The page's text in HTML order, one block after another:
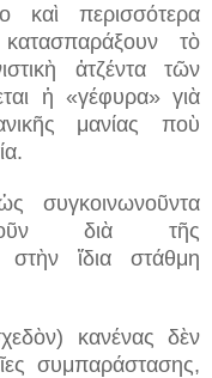
περισσότερα
τὸ
ἀτζέντα τῶν
ἡ «γέφυρα» γιὰ
μανίας ποὺ
συγκοινωνοῦντα
διὰ τῆς
στὴν ἴδια στάθμη
κανένας δὲν
συμπαράστασης,